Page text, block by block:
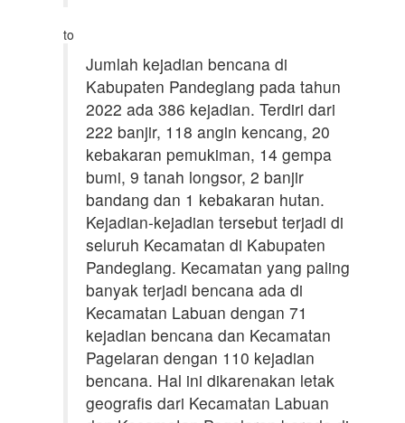
to
Jumlah kejadian bencana di
Kabupaten Pandeglang pada tahun
2022 ada 386 kejadian. Terdiri dari
222 banjir, 118 angin kencang, 20
kebakaran pemukiman, 14 gempa
bumi, 9 tanah longsor, 2 banjir
bandang dan 1 kebakaran hutan.
Kejadian-kejadian tersebut terjadi di
seluruh Kecamatan di Kabupaten
Pandeglang. Kecamatan yang paling
banyak terjadi bencana ada di
Kecamatan Labuan dengan 71
kejadian bencana dan Kecamatan
Pagelaran dengan 110 kejadian
bencana. Hal ini dikarenakan letak
geografis dari Kecamatan Labuan